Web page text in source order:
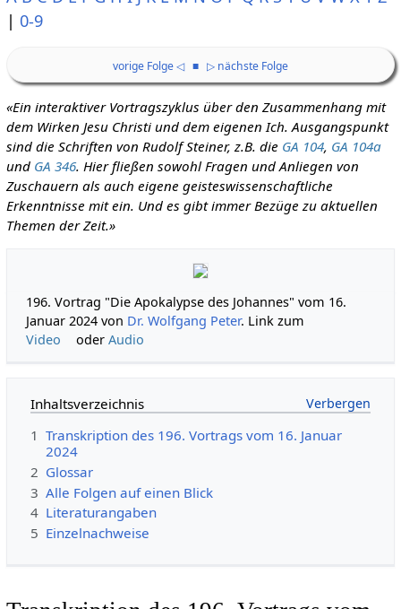
| 0-9
vorige Folge ◁ ■ ▷ nächste Folge
«Ein interaktiver Vortragszyklus über den Zusammenhang mit
dem Wirken Jesu Christi und dem eigenen Ich. Ausgangspunkt
sind die Schriften von Rudolf Steiner, z.B. die GA 104, GA 104a
und GA 346. Hier fließen sowohl Fragen und Anliegen von
Zuschauern als auch eigene geisteswissenschaftliche
Erkenntnisse mit ein. Und es gibt immer Bezüge zu aktuellen
Themen der Zeit.»
196. Vortrag "Die Apokalypse des Johannes" vom 16.
Januar 2024 von Dr. Wolfgang Peter. Link zum
Video
oderAudio
Inhaltsverzeichnis
1 Transkription des 196. Vortrags vom 16. Januar
2024
2 Glossar
3 Alle Folgen auf einen Blick
4 Literaturangaben
5 Einzelnachweise